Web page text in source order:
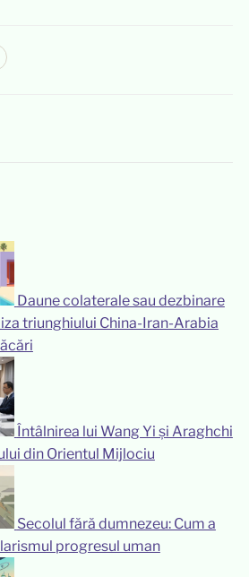
Daune colaterale sau dezbinare
triunghiului China-Iran-Arabia
Întâlnirea lui Wang Yi și Araghchi
din Orientul Mijlociu
Secolul fără dumnezeu: Cum a
progresul uman